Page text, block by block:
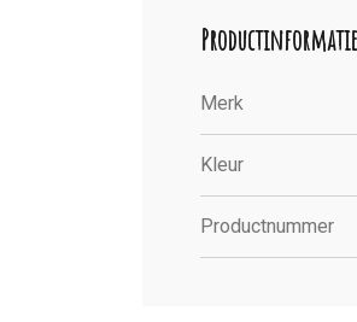
Productinformatie
Merk
Kleur
Productnummer